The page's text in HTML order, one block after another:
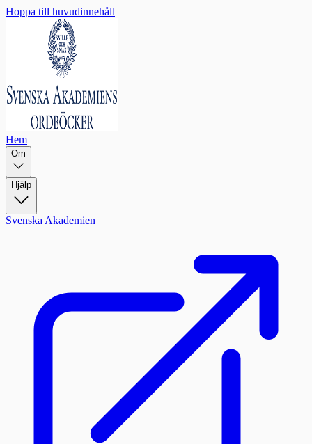
Hoppa till huvudinnehåll
Hem
Om
Hjälp
Svenska Akademien